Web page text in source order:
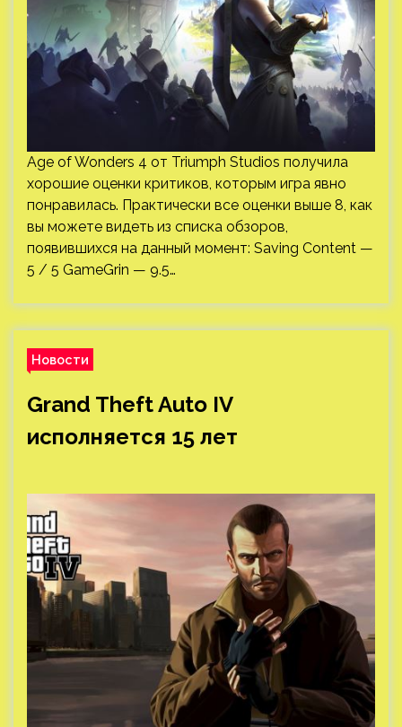
Age of Wonders 4 от Triumph Studios получила
хорошие оценки критиков, которым игра явно
понравилась. Практически все оценки выше 8, как
вы можете видеть из списка обзоров,
появившихся на данный момент: Saving Content —
5 / 5 GameGrin — 9.5…
Новости
Grand Theft Auto IV
исполняется 15 лет